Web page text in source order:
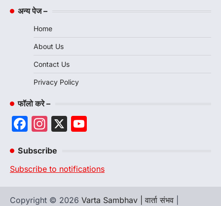
अन्य पेज –
Home
About Us
Contact Us
Privacy Policy
फॉलो करे –
Facebook
Instagram
X
Subscribe
Subscribe to notifications
Copyright © 2026 Varta Sambhav | वार्ता संभव